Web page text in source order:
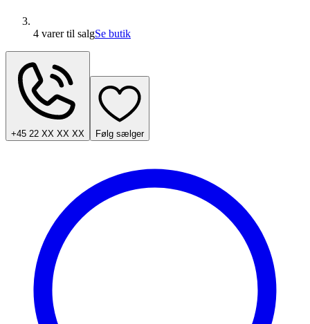
4 varertil salgSe butik
+45 22 XX XX XX Følg sælger